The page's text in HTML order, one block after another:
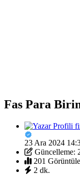
Fas Para
23 Ara 2024
Güncelleme:
201
2 dk.